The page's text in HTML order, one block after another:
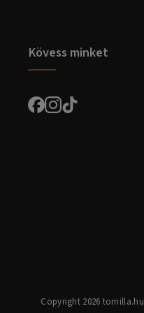
Kövess minket
Copyright 2026 tomilla.hu